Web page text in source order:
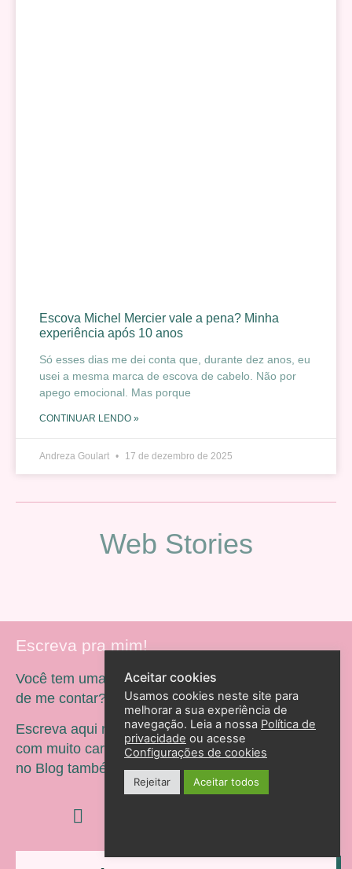
Escova Michel Mercier vale a pena? Minha
experiência após 10 anos
Só esses dias me dei conta que, durante dez anos, eu
usei a mesma marca de escova de cabelo. Não por
apego emocional. Mas porque
CONTINUAR LENDO »
Andreza Goulart 17 de dezembro de 2025
Web Stories
Escreva pra mim!
Você tem uma história ou depoimento que gostaria
de me contar?
Escreva aqui nesse formulário, vou ler e responder
com muito carinho, quem sabe ela apareça aqui
no Blog também?
Aceitar cookies
Usamos cookies neste site para
melhorar a sua experiência de
navegação. Leia a nossa Política de
privacidade ou acesse
Configurações de cookies
Rejeitar Aceitar todos